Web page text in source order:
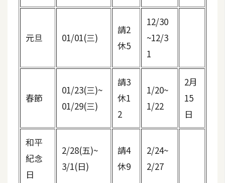
攝
影
商
攝
手
機
攝
影
元旦 01/01(三)
請2
休5
12/30
~12/3
1
春節
01/23(三)~
01/29(三)
請3
休1
2
1/20~
1/22
2月
15
日
和平
紀念
日
2/28(五)~
3/1(日)
請4
休9
2/24~
2/27